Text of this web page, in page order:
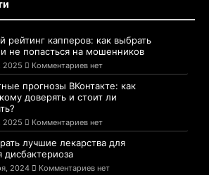
рейтинг капперов: как выбрать
не попасться на мошенников
2025 Комментариев нет
прогнозы ВКонтакте: как
доверять и стоит ли
2025 Комментариев нет
лучшие лекарства для
дисбактериоза
2024 Комментариев нет